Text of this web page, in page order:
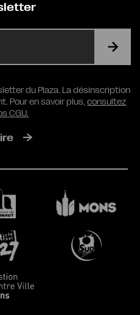
RGPDdu Plaza. La désinscription
Pour en savoir plus,consultez
CGU.